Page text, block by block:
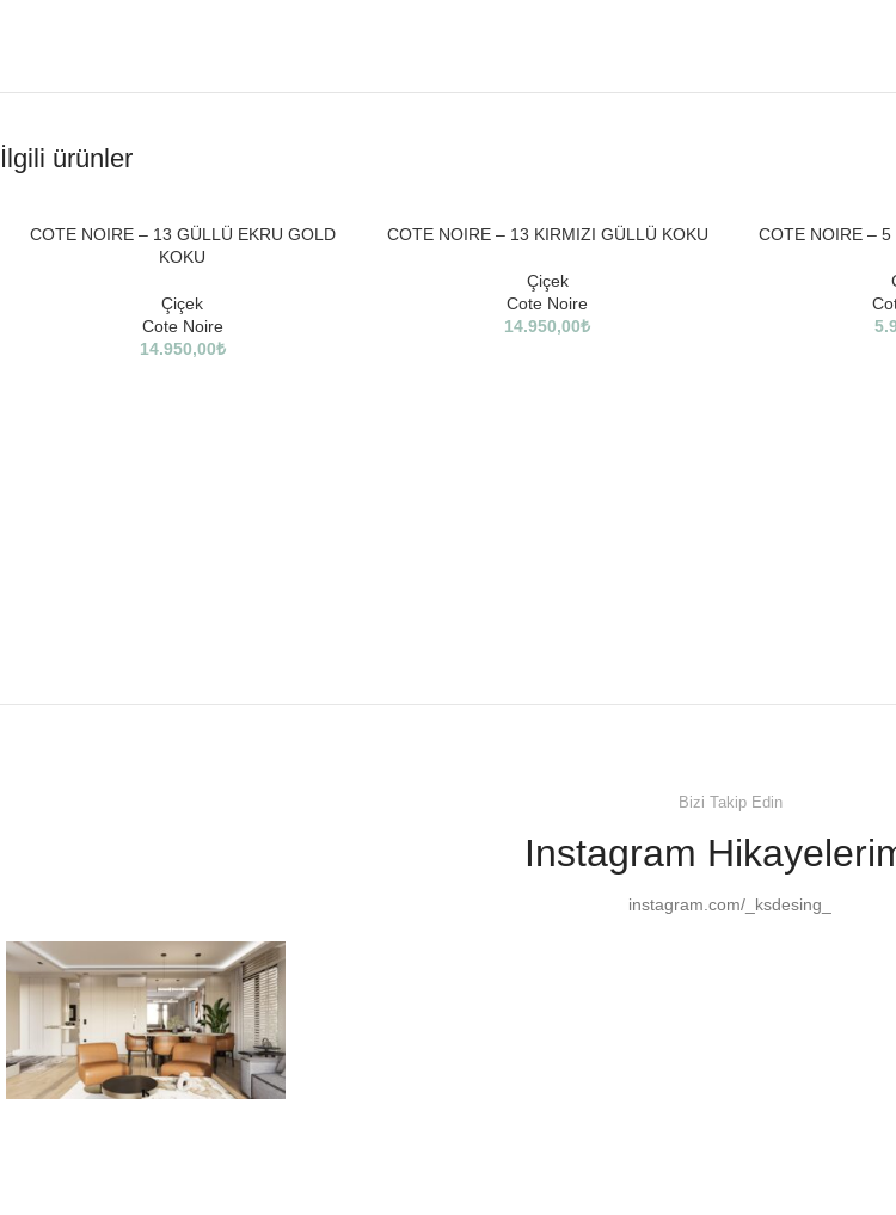
İlgili ürünler
COTE NOIRE – 13 GÜLLÜ EKRU GOLD
KOKU
Çiçek
Cote Noire
14.950,00₺
COTE NOIRE – 13 KIRMIZI GÜLLÜ KOKU
Çiçek
Cote Noire
14.950,00₺
SOLD
COTE NOIRE – 5
Bizi Takip Edin
Instagram
instagram.com/_ksdesing_